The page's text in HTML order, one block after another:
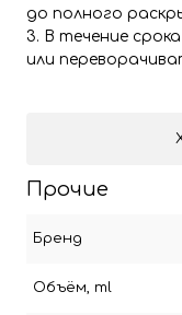
до полного
3. В течение
или
Прочие
Бренд
Объём, ml